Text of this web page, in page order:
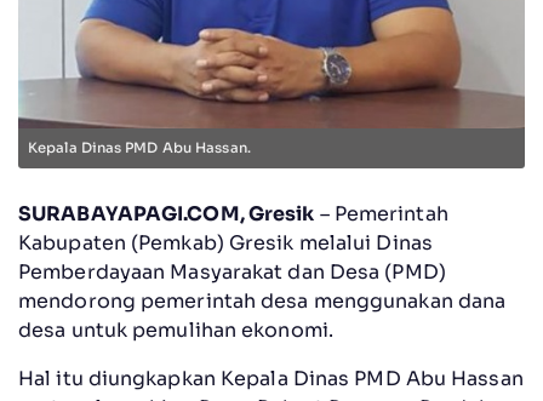
Kepala Dinas PMD Abu Hassan.
SURABAYAPAGI.COM, Gresik – Pemerintah
Kabupaten (Pemkab) Gresik melalui Dinas
Pemberdayaan Masyarakat dan Desa (PMD)
mendorong pemerintah desa menggunakan dana
desa untuk pemulihan ekonomi.
Hal itu diungkapkan Kepala Dinas PMD Abu Hassan